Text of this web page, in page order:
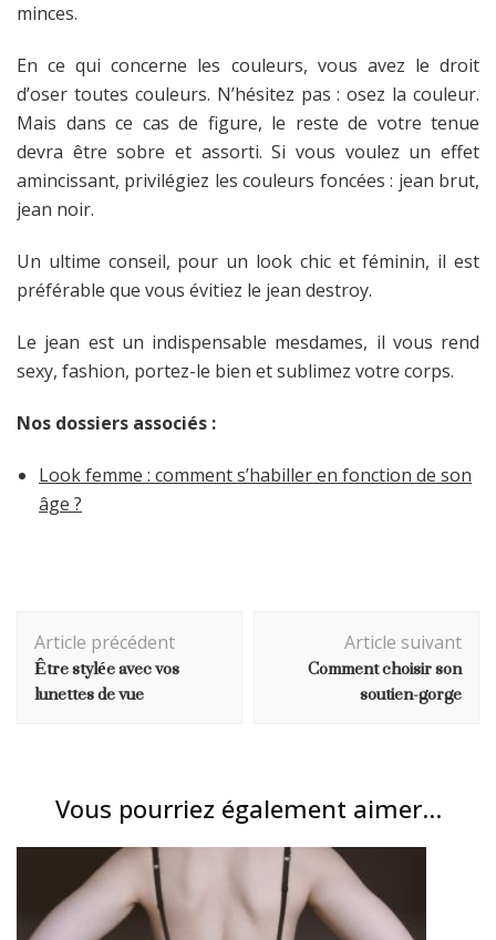
minces.
En ce qui concerne les couleurs, vous avez le droit
d’oser toutes couleurs. N’hésitez pas : osez la couleur.
Mais dans ce cas de figure, le reste de votre tenue
devra être sobre et assorti. Si vous voulez un effet
amincissant, privilégiez les couleurs foncées : jean brut,
jean noir.
Un ultime conseil, pour un look chic et féminin, il est
préférable que vous évitiez le jean destroy.
Le jean est un indispensable mesdames, il vous rend
sexy, fashion, portez-le bien et sublimez votre corps.
Nos dossiers associés :
Look femme : comment s’habiller en fonction de son
âge ?
d'article
Article précédent
Être stylée avec vos
lunettes de vue
Article suivant
Comment choisir son
soutien-gorge
Vous pourriez également aimer...